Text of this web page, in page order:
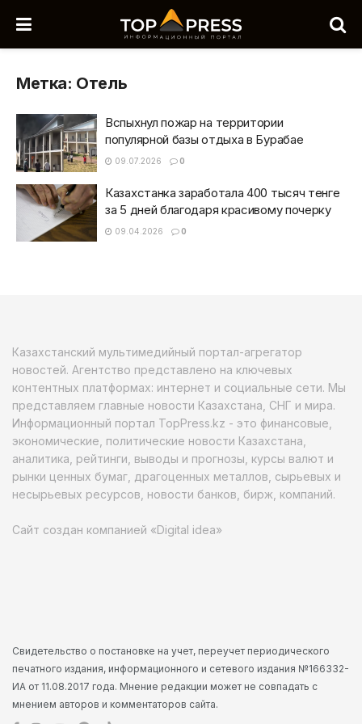
Метка: Отель
Вспыхнул пожар на территории
популярной базы отдыха в Бурабае
09.07.2026 0
Казахстанка заработала 400 тысяч тенге
за 5 дней благодаря красивому почерку
09.04.2026 0
Казахстанский мультимедийный портал-агрегатор
новостей. Агентство представлено на ключевых
контентных платформах: интернет и социальные сети. Мы
представляем главные новости Казахстана, СНГ и мира.
Информационный портал TopPress.kz - это финансовые,
экономические, политические новости Казахстана,
аналитика, рейтинги, выводы и прогнозы, курсы валют и
рынки ценных бумаг, драгоценных металлов, сырьевых и
несырьевых ресурсов, новости банков, бирж, компаний.
Сайт создан компанией «Digital idea»
Свидетельство о постановке на учет, переучет периодического
печатного издания, информационного и сетевого издания №166332-
ИА от 11.08.2017 года. Мнение редакции может не совпадать с
мнением авторов и комментаторов сайта.